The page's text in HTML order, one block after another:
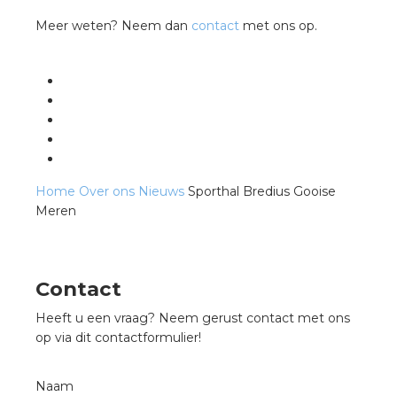
Meer weten? Neem dan contact met ons op.
Home Over ons Nieuws Sporthal Bredius Gooise
Meren
Contact
Heeft u een vraag? Neem gerust contact met ons
op via dit contactformulier!
Naam